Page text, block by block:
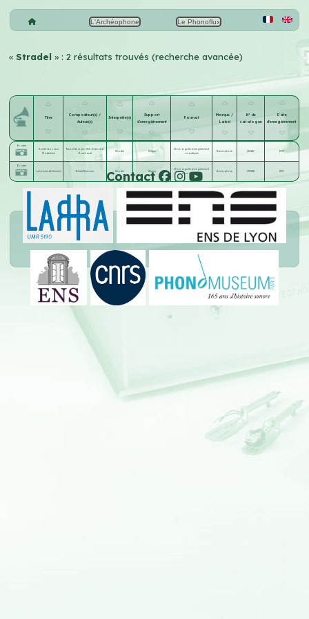
L'Archéophone Le Phonoflux
« Stradel» : 2 résultats trouvés (recherche avancée)
Titre
Compositeur(s) /
Auteur(s)
Interprète(s)
Support
d'enregistrement
Format
Marque /
Label
N° de
catalogue
Date
d'enregistrement
Écouter
Garde ton coeur
Madeleine
Raoul Georges; Will;
Edmond
Bouchaud
Stradel Disque
25 cm aiguille (enregistrement
acoustique)
Gramophone 232317 1907
Écouter
Les mains de femmes
Désiré Berniaux Stradel Disque
25 cm aiguille (enregistrement
acoustique)
Gramophone 232318 1907
Contact